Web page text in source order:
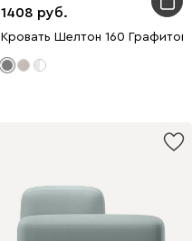
1408
Кровать Шелтон 160